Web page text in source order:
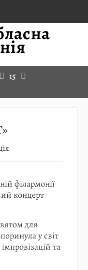
15
філармонії
концерт
для
у світ
та